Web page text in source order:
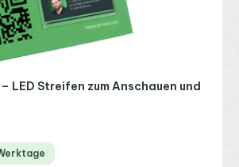
LED Streifen zum Anschauen und